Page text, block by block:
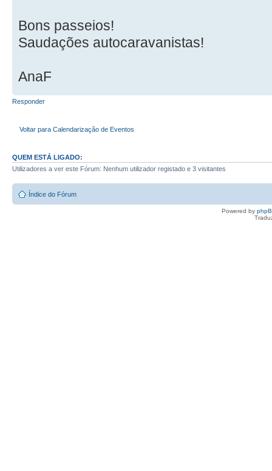
Bons passeios!
Saudações autocaravanistas!
AnaF
Responder
Voltar para Calendarização de Eventos
QUEM ESTÁ LIGADO:
Utilizadores a ver este Fórum: Nenhum utilizador registado e 3 visitantes
Índice do Fórum
Powered by